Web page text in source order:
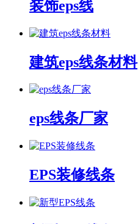
装饰eps线
建筑eps线条材料
eps线条厂家
EPS装修线条